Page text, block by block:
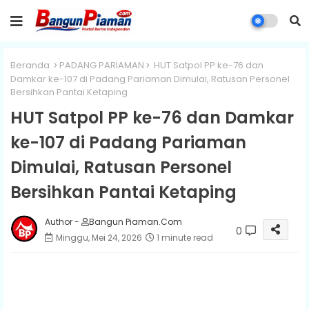
Beranda PADANG PARIAMAN
HUT Satpol PP ke-76 dan
Damkar ke-107 di Padang Pariaman Dimulai, Ratusan Personel
Bersihkan Pantai Ketaping
HUT Satpol PP ke-76 dan Damkar
ke-107 di Padang Pariaman
Dimulai, Ratusan Personel
Bersihkan Pantai Ketaping
Author -
Bangun Piaman.Com
Minggu, Mei 24, 2026
1 minute read 0